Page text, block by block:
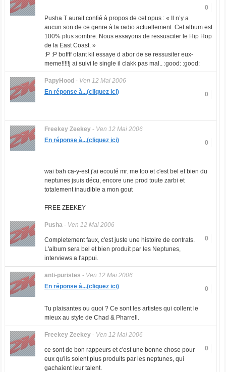
0
Pusha T aurait confié à propos de cet opus : « Il n’y a
aucun son de ce genre à la radio actuellement. Cet album est
100% plus sombre. Nous essayons de ressusciter le Hip Hop
de la East Coast. »
:P :P boffff otant kil essaye d abor de se ressusiter eux-
meme!!!!!j ai suivi le single il clakk pas mal.. :good: :good:
PapyHood - Ven 12 Mai 2006
0
En réponse à...(cliquez ici)
Freekey Zeekey- Ven 12 Mai 2006
0
En réponse à...(cliquez ici)
wai bah ca-y-est j'ai ecouté mr. me too et c'est bel et bien du
neptunes jsuis décu, encore une prod toute zarbi et
totalement inaudible a mon gout
FREE ZEEKEY
Pusha- Ven 12 Mai 2006
0
Completement faux, c'est juste une histoire de contrats.
L'album sera bel et bien produit par les Neptunes,
interviews a l'appui.
anti-puristes - Ven 12 Mai 2006
0
En réponse à...(cliquez ici)
Tu plaisantes ou quoi ? Ce sont les artistes qui collent le
mieux au style de Chad & Pharrell.
Freekey Zeekey- Ven 12 Mai 2006
0
ce sont de bon rappeurs et c'est une bonne chose pour
eux qu'ils soient plus produits par les neptunes, qui
gachaient leur talent.